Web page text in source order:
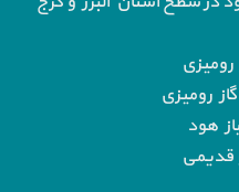
رومیزی
هود
قدیمی